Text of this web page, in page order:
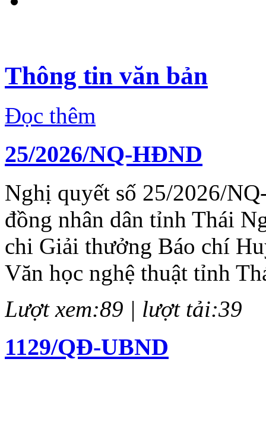
Thông tin văn bản
Đọc thêm
25/2026/NQ-HĐND
Nghị quyết số 25/2026/
đồng nhân dân tỉnh Thái
chi Giải thưởng Báo chí
Văn học nghệ thuật tỉnh
Lượt xem:89 | lượt tải:39
1129/QĐ-UBND